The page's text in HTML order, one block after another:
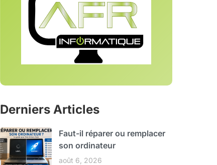
Derniers Articles
Faut-il réparer ou remplacer
son ordinateur
août 6, 2026